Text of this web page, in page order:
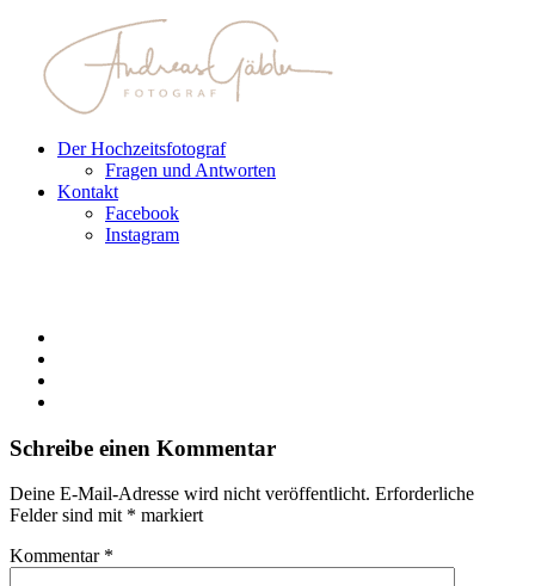
Der Hochzeitsfotograf
Fragen und Antworten
Kontakt
Facebook
Instagram
Schreibe einen Kommentar
Deine E-Mail-Adresse wird nicht veröffentlicht. Erforderliche
Felder sind mit * markiert
Kommentar *